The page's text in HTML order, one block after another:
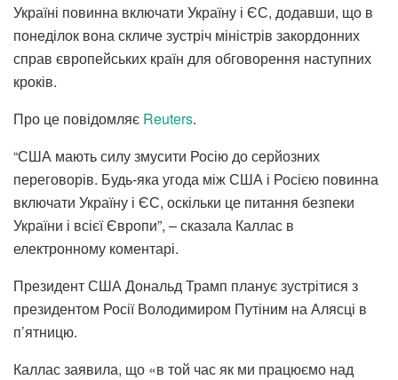
Україні повинна включати Україну і ЄС, додавши, що в
понеділок вона скличе зустріч міністрів закордонних
справ європейських країн для обговорення наступних
кроків.
Про це повідомляє Reuters.
“США мають силу змусити Росію до серйозних
переговорів. Будь-яка угода між США і Росією повинна
включати Україну і ЄС, оскільки це питання безпеки
України і всієї Європи”, – сказала Каллас в
електронному коментарі.
Президент США Дональд Трамп планує зустрітися з
президентом Росії Володимиром Путіним на Алясці в
п’ятницю.
Каллас заявила, що «в той час як ми працюємо над